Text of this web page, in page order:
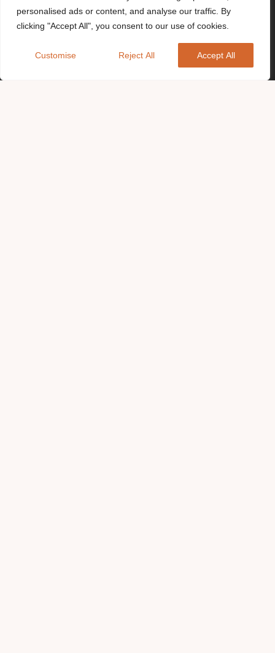
personalised ads or content, and analyse our traffic. By
clicking "Accept All", you consent to our use of cookies.
Customise Reject All Accept All